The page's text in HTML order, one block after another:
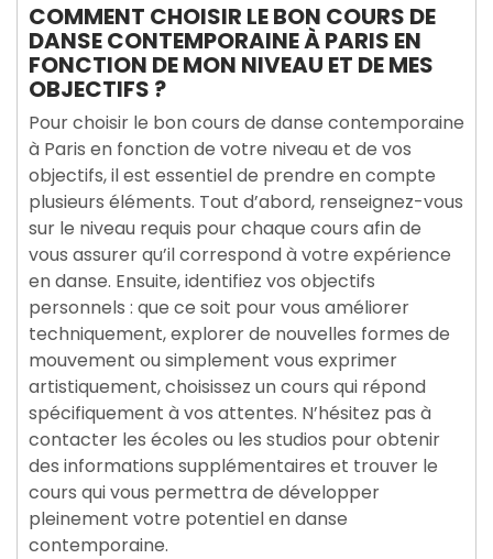
COMMENT CHOISIR LE BON COURS DE
DANSE CONTEMPORAINE À PARIS EN
FONCTION DE MON NIVEAU ET DE MES
OBJECTIFS ?
Pour choisir le bon cours de danse contemporaine
à Paris en fonction de votre niveau et de vos
objectifs, il est essentiel de prendre en compte
plusieurs éléments. Tout d’abord, renseignez-vous
sur le niveau requis pour chaque cours afin de
vous assurer qu’il correspond à votre expérience
en danse. Ensuite, identifiez vos objectifs
personnels : que ce soit pour vous améliorer
techniquement, explorer de nouvelles formes de
mouvement ou simplement vous exprimer
artistiquement, choisissez un cours qui répond
spécifiquement à vos attentes. N’hésitez pas à
contacter les écoles ou les studios pour obtenir
des informations supplémentaires et trouver le
cours qui vous permettra de développer
pleinement votre potentiel en danse
contemporaine.